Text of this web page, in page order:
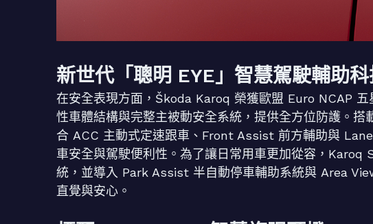
新世代「聰明 EYE」智慧駕駛輔助
在安全表現方面，Škoda Karoq 榮獲歐盟 Euro NCAP 五
性車體結構與完整主被動安全系統，提供全方位防護。
合 ACC 主動式定速跟車、Front Assist 前方輔助與
車安全與駕駛便利性。為了讓日常用車更加從容，
統，並導入 Park Assist 半自動停車輔助系統與 Area
直覺與安心。